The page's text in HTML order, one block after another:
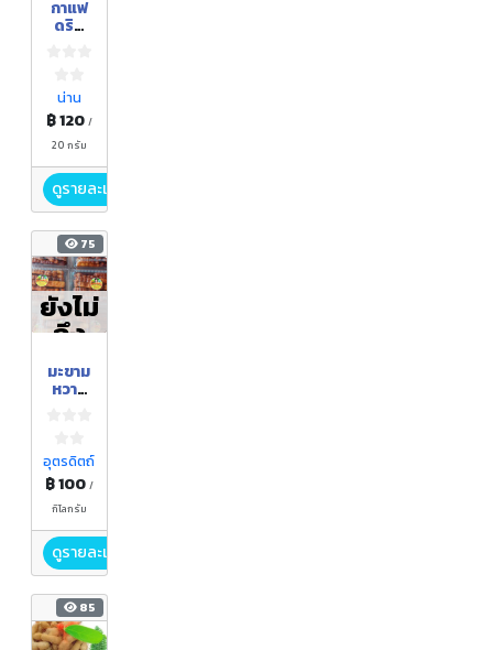
​กาแฟ
ดริป
น่าน
฿ 120 /
20 กรัม
ดูรายละเอียด
75
ยังไม่
ถึง
ฤดูกา
ล
มะขาม
หวาน
อุตรดิตถ์
฿ 100 /
กิโลกรัม
ดูรายละเอียด
85